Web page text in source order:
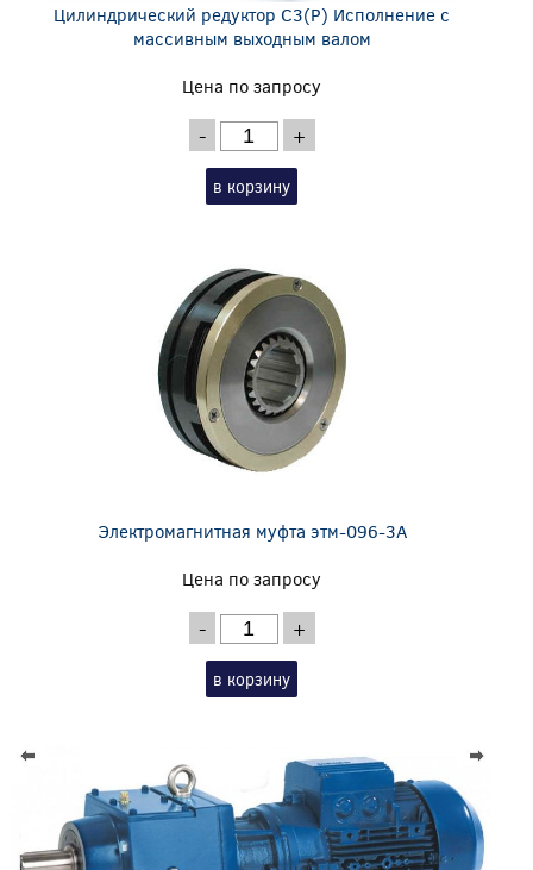
Цилиндрический редуктор C3(P) Исполнение с
массивным выходным валом
Цена по запросу
- +
в корзину
Электромагнитная муфта этм-096-3А
Цена по запросу
- +
в корзину